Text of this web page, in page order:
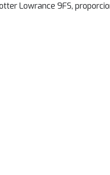
Lowrance 9FS,